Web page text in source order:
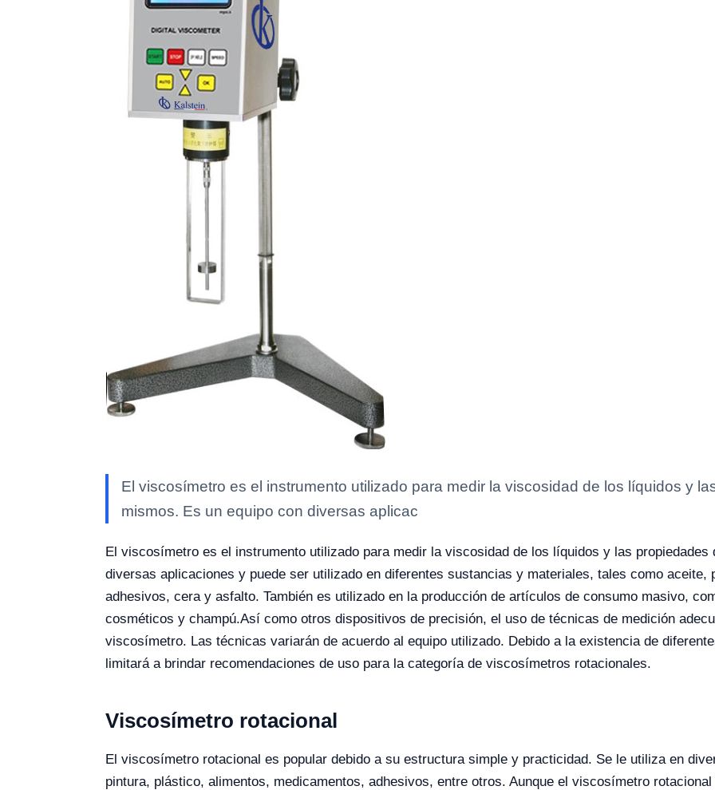
El viscosímetro es el instrumento utilizado para medir la viscosidad de los líquidos y
mismos. Es un equipo con diversas aplicac
El viscosímetro es el instrumento utilizado para medir la viscosidad de los líquidos y las
diversas aplicaciones y puede ser utilizado en diferentes sustancias y materiales, tales como aceite,
adhesivos, cera y asfalto. También es utilizado en la producción de artículos de consumo masivo,
cosméticos y champú.Así como otros dispositivos de precisión, el uso de técnicas de medición
viscosímetro. Las técnicas variarán de acuerdo al equipo utilizado. Debido a la existencia de
limitará a brindar recomendaciones de uso para la categoría de viscosímetros rotacionales.
Viscosímetro rotacional
El viscosímetro rotacional es popular debido a su estructura simple y practicidad. Se le utiliza en
pintura, plástico, alimentos, medicamentos, adhesivos, entre otros. Aunque el viscosímetro